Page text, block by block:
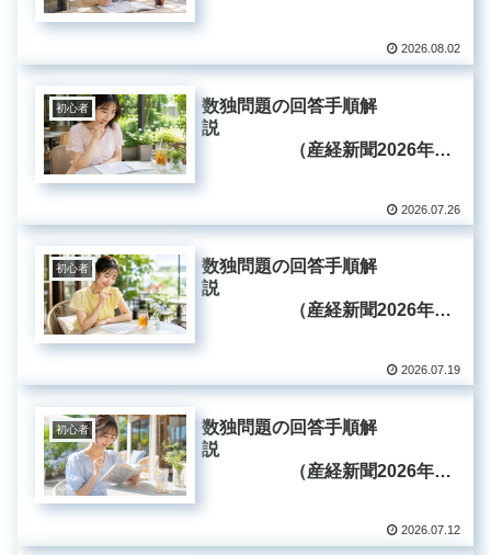
2026.08.02
初心者
数独問題の回答手順解
説
（産経新聞2026年7
2026.07.26
初心者
数独問題の回答手順解
説
（産経新聞2026年7
2026.07.19
初心者
数独問題の回答手順解
説
（産経新聞2026年7
2026.07.12